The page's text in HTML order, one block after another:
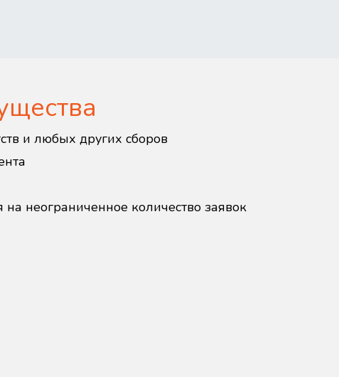
и любых других сборов
на неограниченное количество заявок